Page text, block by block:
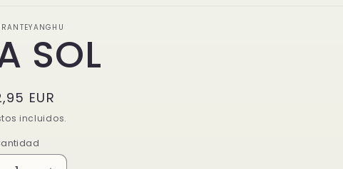
SOL
EUR
incluidos.